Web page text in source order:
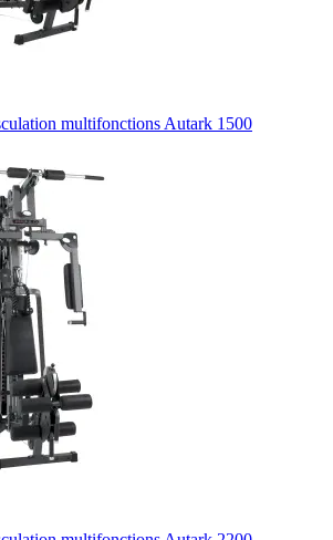
multifonctions Autark 1500